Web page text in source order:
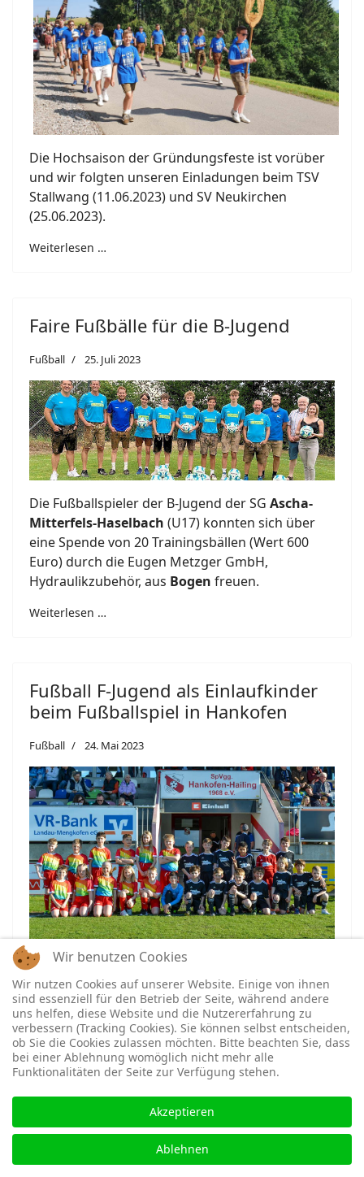
Die Hochsaison der Gründungsfeste ist vorüber
und wir folgten unseren Einladungen beim TSV
Stallwang (11.06.2023) und SV Neukirchen
(25.06.2023).
Weiterlesen …
Faire Fußbälle für die B-Jugend
Fußball 25. Juli 2023
Die Fußballspieler der B-Jugend der SG Ascha-
Mitterfels-Haselbach (U17) konnten sich über
eine Spende von 20 Trainingsbällen (Wert 600
Euro) durch die Eugen Metzger GmbH,
Hydraulikzubehör, aus Bogen freuen.
Weiterlesen …
Fußball F-Jugend als Einlaufkinder
beim Fußballspiel in Hankofen
Fußball 24. Mai 2023
Unsere F-Jugend hatte am 21. April 2023 die Ehre,
als Einlaufkinder beim Spiel zwischen der SpVgg
Hankofen-Hailing und dem FC Augsburg II dabei
zu sein.
Weiterlesen …
Fußball-D-Jugend Meister 2023
Fußball 23. Mai 2023
Wir benutzen Cookies
Wir nutzen Cookies auf unserer Website. Einige von ihnen
sind essenziell für den Betrieb der Seite, während andere
uns helfen, diese Website und die Nutzererfahrung zu
verbessern (Tracking Cookies). Sie können selbst entscheiden,
ob Sie die Cookies zulassen möchten. Bitte beachten Sie, dass
bei einer Ablehnung womöglich nicht mehr alle
Funktionalitäten der Seite zur Verfügung stehen.
Akzeptieren
Ablehnen